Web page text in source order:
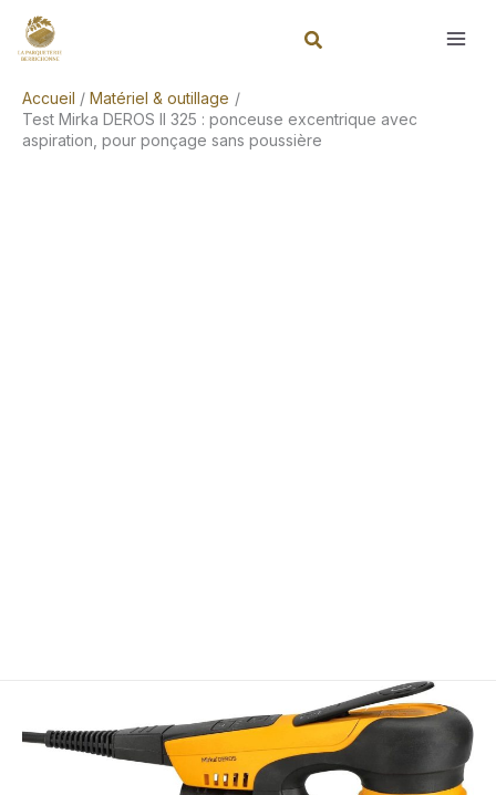
Accueil
Matériel & outillage
Test Mirka DEROS II 325 : ponceuse excentrique avec
aspiration, pour ponçage sans poussière
Rechercher